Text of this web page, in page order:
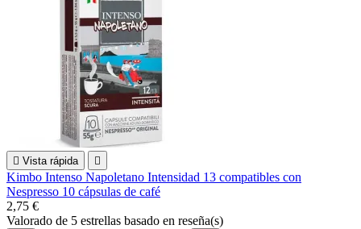
 Vista rápida 
Kimbo Intenso Napoletano Intensidad 13 compatibles con
Nespresso 10 cápsulas de café
2,75 €
Valorado de 5 estrellas basado en reseña(s)